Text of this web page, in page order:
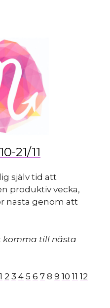
21/11
själv tid att
produktiv vecka,
nästa genom att
komma till nästa
1 2 3 4 5 6 7 8 9 10 11 12